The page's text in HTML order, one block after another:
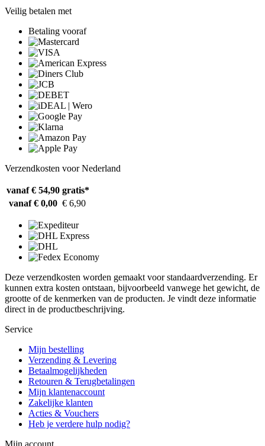
Veilig betalen met
Betaling vooraf
Verzendkosten voor Nederland
vanaf € 54,90 gratis*
vanaf € 0,00 € 6,90
Deze verzendkosten worden gemaakt voor standaardverzending. Er
kunnen extra kosten ontstaan, bijvoorbeeld vanwege het gewicht, de
grootte of de kenmerken van de producten. Je vindt deze informatie
direct in de productbeschrijving.
Service
Mijn bestelling
Verzending & Levering
Betaalmogelijkheden
Retouren & Terugbetalingen
Mijn klantenaccount
Zakelijke klanten
Acties & Vouchers
Heb je verdere hulp nodig?